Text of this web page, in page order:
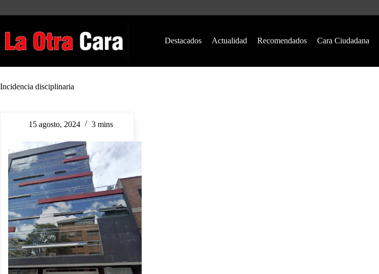
Destacados Actualidad Recomendados Cara Ciudadana
Incidencia disciplinaria
15 agosto, 2024 3 mins